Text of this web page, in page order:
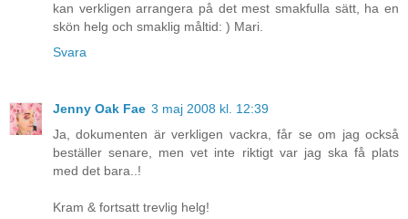
kan verkligen arrangera på det mest smakfulla sätt, ha en
skön helg och smaklig måltid: ) Mari.
Svara
Jenny Oak Fae 3 maj 2008 kl. 12:39
Ja, dokumenten är verkligen vackra, får se om jag också
beställer senare, men vet inte riktigt var jag ska få plats
med det bara..!
Kram & fortsatt trevlig helg!